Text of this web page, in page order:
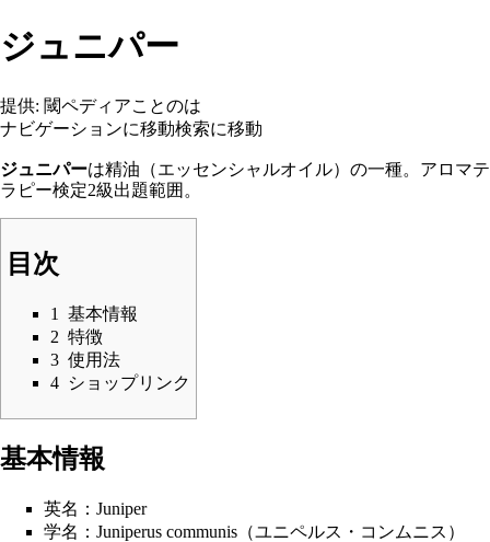
ジュニパー
提供: 閾ペディアことのは
ナビゲーションに移動検索に移動
ジュニパーは精油 （エッセンシャルオイル）の一種。 アロマテ
ラピー検定2級出題範囲。
目次
1
基本情報
2 特徴
3 使用法
4 ショップリンク
基本情報
英名：Juniper
学名：Juniperus communis（ユニペルス・コンムニス）